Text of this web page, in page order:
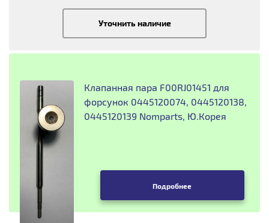
Уточнить наличие
Клапанная пара F00RJ01451 для
форсунок 0445120074, 0445120138,
0445120139 Nomparts, Ю.Корея
Подробнее